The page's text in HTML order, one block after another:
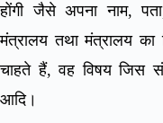
होंगी जैसे अपना नाम,
मंत्रालय तथा मंत्रालय का
चाहते हैं, वह विषय जिस
आदि।